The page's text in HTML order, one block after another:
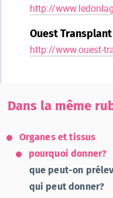
http://
Ouest Transplant
http://www.ouest-
Dans la même
Organes et tissus
pourquoi donner?
que peut-on
qui peut donner?